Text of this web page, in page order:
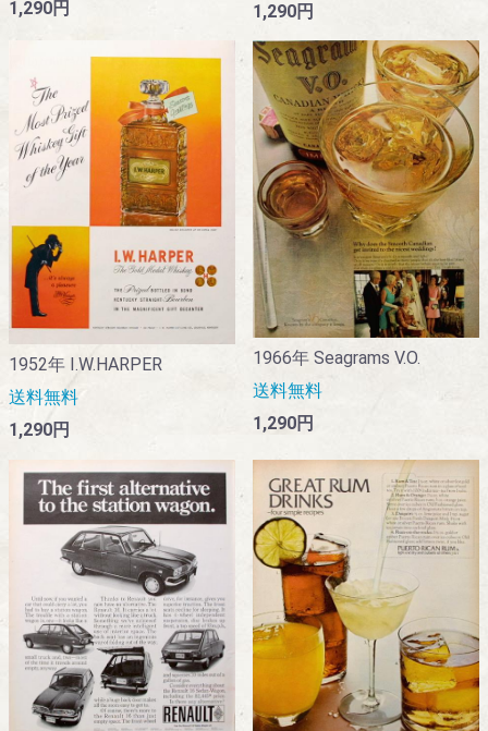
1,290円
1,290円
1952年 I.W.HARPER
送料無料
1,290円
1966年 Seagrams V.O.
送料無料
1,290円